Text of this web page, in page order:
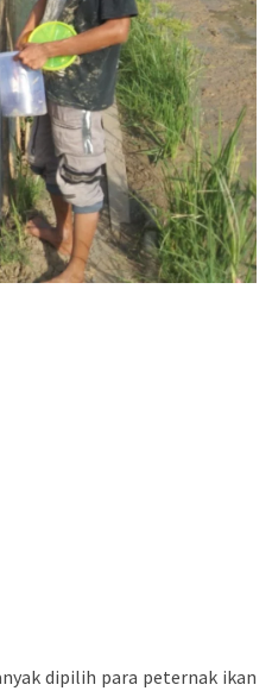
dipilih para peternak ikan